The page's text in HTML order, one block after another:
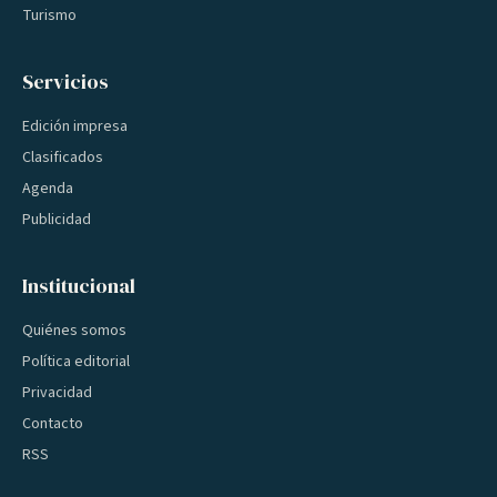
Turismo
Servicios
Edición impresa
Clasificados
Agenda
Publicidad
Institucional
Quiénes somos
Política editorial
Privacidad
Contacto
RSS